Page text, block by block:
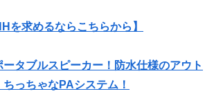
を求めるならこちらから】
タブルスピーカー！防水仕様のアウト
ちっちゃなPAシステム！